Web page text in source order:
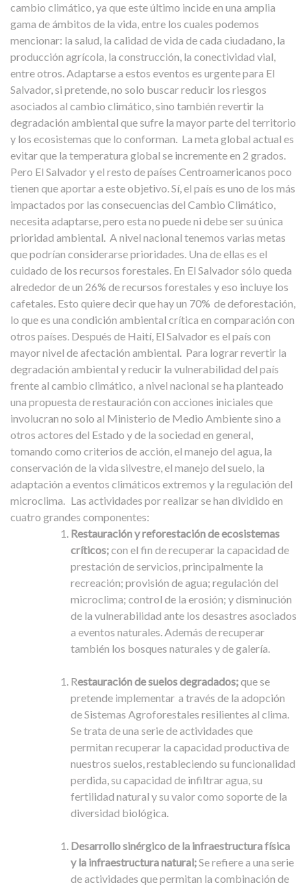
cambio climático, ya que este último incide en una amplia
gama de ámbitos de la vida, entre los cuales podemos
mencionar: la salud, la calidad de vida de cada ciudadano, la
producción agrícola, la construcción, la conectividad vial,
entre otros. Adaptarse a estos eventos es urgente para El
Salvador, si pretende, no solo buscar reducir los riesgos
asociados al cambio climático, sino también revertir la
degradación ambiental que sufre la mayor parte del territorio
y los ecosistemas que lo conforman. La meta global actual es
evitar que la temperatura global se incremente en 2 grados.
Pero El Salvador y el resto de países Centroamericanos poco
tienen que aportar a este objetivo. Sí, el país es uno de los más
impactados por las consecuencias del Cambio Climático,
necesita adaptarse, pero esta no puede ni debe ser su única
prioridad ambiental. A nivel nacional tenemos varias metas
que podrían considerarse prioridades. Una de ellas es el
cuidado de los recursos forestales. En El Salvador sólo queda
alrededor de un 26% de recursos forestales y eso incluye los
cafetales. Esto quiere decir que hay un 70% de deforestación,
lo que es una condición ambiental crítica en comparación con
otros países. Después de Haití, El Salvador es el país con
mayor nivel de afectación ambiental. Para lograr revertir la
degradación ambiental y reducir la vulnerabilidad del país
frente al cambio climático, a nivel nacional se ha planteado
una propuesta de restauración con acciones iniciales que
involucran no solo al Ministerio de Medio Ambiente sino a
otros actores del Estado y de la sociedad en general,
tomando como criterios de acción, el manejo del agua, la
conservación de la vida silvestre, el manejo del suelo, la
adaptación a eventos climáticos extremos y la regulación del
microclima. Las actividades por realizar se han dividido en
cuatro grandes componentes:
Restauración y reforestación de ecosistemas
críticos;con el fin de recuperar la capacidad de
prestación de servicios, principalmente la
recreación; provisión de agua; regulación del
microclima; control de la erosión; y disminución
de la vulnerabilidad ante los desastres asociados
a eventos naturales. Además de recuperar
también los bosques naturales y de galería.
Restauración de suelos degradados;que se
pretende implementar a través de la adopción
de Sistemas Agroforestales resilientes al clima.
Se trata de una serie de actividades que
permitan recuperar la capacidad productiva de
nuestros suelos, restableciendo su funcionalidad
perdida, su capacidad de infiltrar agua, su
fertilidad natural y su valor como soporte de la
diversidad biológica.
Desarrollo sinérgico de la infraestructura física
y la infraestructura natural;Se refiere a una serie
de actividades que permitan la combinación de